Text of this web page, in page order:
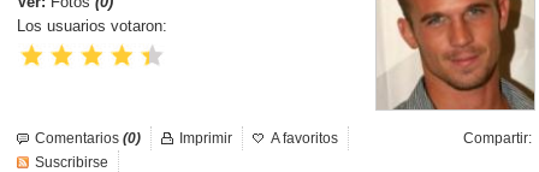
Un día como hoy
Galerías
Los usuarios votaron:
Comentarios (0) Compartir:
Imprimir
A favoritos
Suscribirse